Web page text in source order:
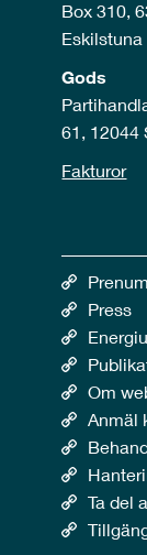
Box 310,
Eskilstuna
Gods
61, 12044
Fakturor
Press
Om
Anmäl
Ta del